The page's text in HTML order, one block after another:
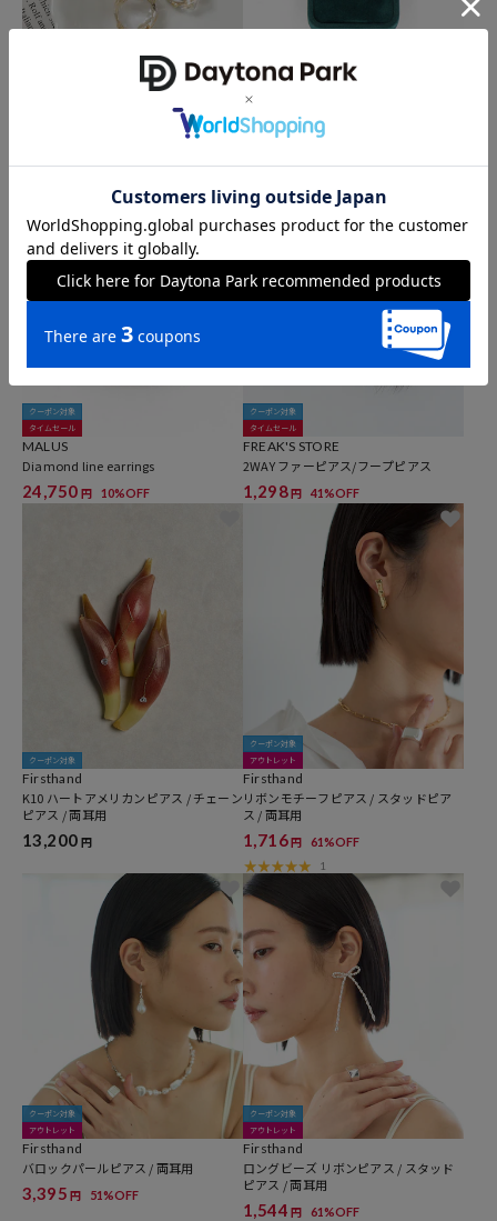
vintage glass heart earring / BO26P-4
0-A / ヴィンテージ ハートモチーフ ガ
タイムセール
MALUS
Pave heart earrings
40,986
クーポン対象
タイムセール
MALUS
Diamond line earrings
24,750 円 10%OFF
クーポン対象
タイムセール
FREAK'S STORE
2WAY ファーピアス/フープピアス
1,298 円 41%OFF
クーポン対象
Firsthand
K10 ハートアメリカンピアス / チェーン
ピアス / 両耳用
13,200 円
クーポン対象
アウトレット
Firsthand
リボンモチーフピアス / スタッドピア
ス / 両耳用
1,716円 61%OFF
1
クーポン対象
アウトレット
Firsthand
バロックパールピアス / 両耳用
3,395 円 51%OFF
クーポン対象
アウトレット
Firsthand
ロングビーズ リボンピアス / スタッド
ピアス / 両耳用
1,544 円 61%OFF